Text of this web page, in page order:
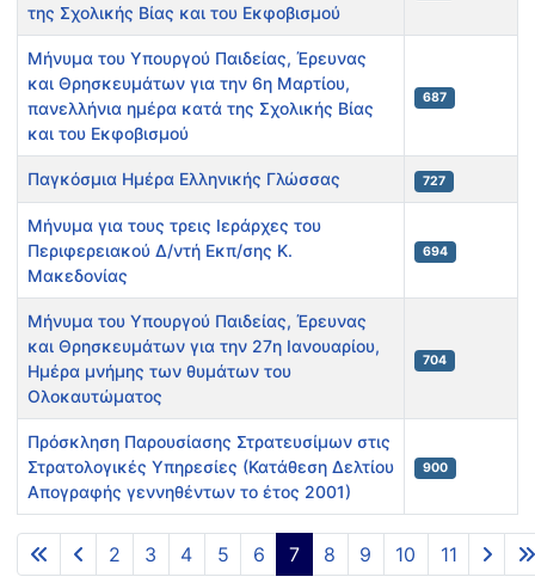
της Σχολικής Βίας και του Εκφοβισμού
Μήνυμα του Υπουργού Παιδείας, Έρευνας
και Θρησκευμάτων για την 6η Μαρτίου,
πανελλήνια ημέρα κατά της Σχολικής Βίας
και του Εκφοβισμού
687
Παγκόσμια Ημέρα Ελληνικής Γλώσσας 727
Μήνυμα για τους τρεις Ιεράρχες του
Περιφερειακού Δ/ντή Εκπ/σης Κ.
Μακεδονίας
694
Μήνυμα του Υπουργού Παιδείας, Έρευνας
και Θρησκευμάτων για την 27η Ιανουαρίου,
Ημέρα μνήμης των θυμάτων του
Ολοκαυτώματος
704
Πρόσκληση Παρουσίασης Στρατευσίμων στις
Στρατολογικές Υπηρεσίες (Κατάθεση Δελτίου
Απογραφής γεννηθέντων το έτος 2001)
900
Σελίδα 7 από 14
2 3 4 5 6 7 8 9 10 11